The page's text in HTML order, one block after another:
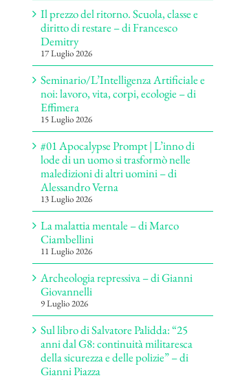
Il prezzo del ritorno. Scuola, classe e
diritto di restare – di Francesco
Demitry
17 Luglio 2026
Seminario/L’Intelligenza Artificiale e
noi: lavoro, vita, corpi, ecologie – di
Effimera
15 Luglio 2026
#01 Apocalypse Prompt | L’inno di
lode di un uomo si trasformò nelle
maledizioni di altri uomini – di
Alessandro Verna
13 Luglio 2026
La malattia mentale – di Marco
Ciambellini
11 Luglio 2026
Archeologia repressiva – di Gianni
Giovannelli
9 Luglio 2026
Sul libro di Salvatore Palidda: “25
anni dal G8: continuità militaresca
della sicurezza e delle polizie” – di
Gianni Piazza